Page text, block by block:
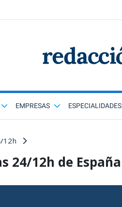
EMPRESAS ESPECIALIDADES
12h
24/12h de España